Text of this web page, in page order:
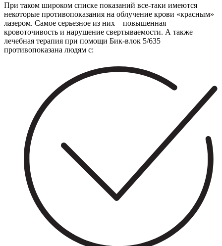
При таком широком списке показаний все-таки имеются
некоторые противопоказания на облучение крови «красным»
лазером. Самое серьезное из них – повышенная
кровоточивость и нарушение свертываемости. А также
лечебная терапия при помощи Бик-влок 5/635
противопоказана людям с: